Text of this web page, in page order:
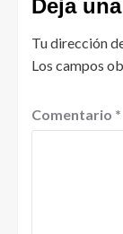
Deja
Tu dirección
Los campos
Comentario *